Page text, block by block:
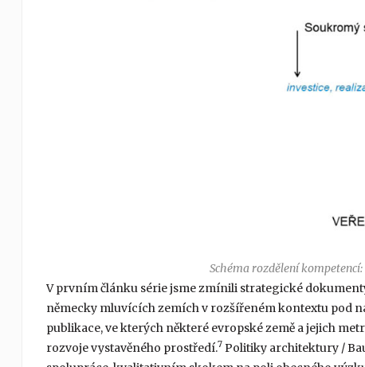
Schéma rozdělení
V prvním článku série jsme zmínili strategické
německy mluvících zemích v rozšířeném kontextu pod
publikace, ve kterých některé evropské země a jejich
rozvoje vystavěného prostředí.7 Politiky architektury /